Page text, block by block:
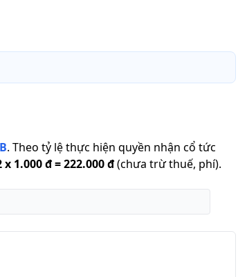
. Theo tỷ lệ thực hiện quyền nhận cổ tức
x 1.000 đ=222.000 đ(chưa trừ thuế, phí).